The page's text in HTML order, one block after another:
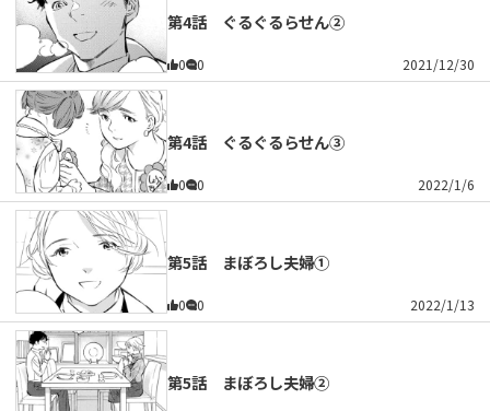
第4話 ぐるぐるらせん②
0 0 2021/12/30
第4話 ぐるぐるらせん③
0 0 2022/1/6
第5話 まぼろし夫婦①
0 0 2022/1/13
第5話 まぼろし夫婦②